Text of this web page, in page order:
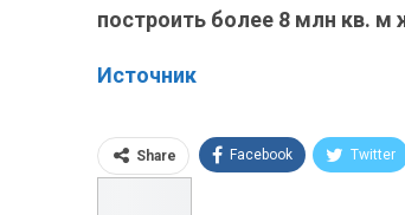
построить более 8 млн кв. м
Источник
Share Facebook Twitter